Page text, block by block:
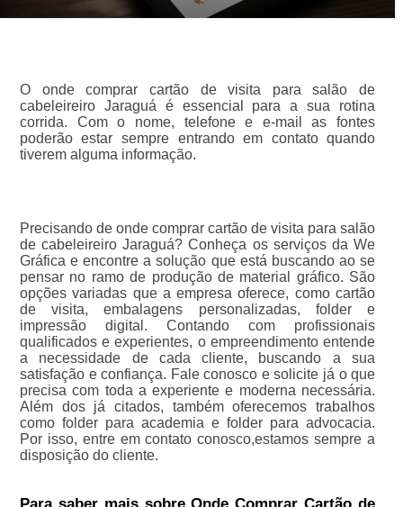
O onde comprar cartão de visita para salão de
cabeleireiro Jaraguá é essencial para a sua rotina
corrida. Com o nome, telefone e e-mail as fontes
poderão estar sempre entrando em contato quando
tiverem alguma informação.
Precisando de onde comprar cartão de visita para salão
de cabeleireiro Jaraguá? Conheça os serviços da We
Gráfica e encontre a solução que está buscando ao se
pensar no ramo de produção de material gráfico. São
opções variadas que a empresa oferece, como cartão
de visita, embalagens personalizadas, folder e
impressão digital. Contando com profissionais
qualificados e experientes, o empreendimento entende
a necessidade de cada cliente, buscando a sua
satisfação e confiança. Fale conosco e solicite já o que
precisa com toda a experiente e moderna necessária.
Além dos já citados, também oferecemos trabalhos
como folder para academia e folder para advocacia.
Por isso, entre em contato conosco,estamos sempre a
disposição do cliente.